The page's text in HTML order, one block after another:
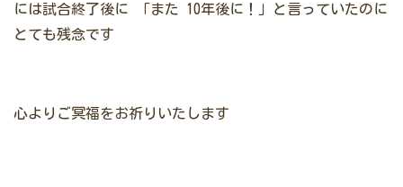
には試合終了後に 「また 10年後に！」と言っていたのに
とても残念です
心よりご冥福をお祈りいたします